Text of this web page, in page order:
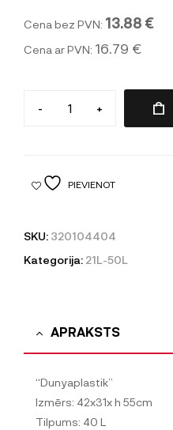
Cena bez PVN: 13.88 €
Cena ar PVN: 16.79 €
- +
PIEVIENOT
SKU: 320104404
Kategorija: 21L-50L
APRAKSTS
“Dunyaplastik”
Izmērs: 42x31x h 55cm
Tilpums: 40 L